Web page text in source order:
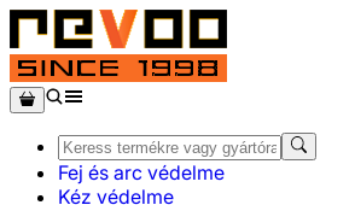
Fej és arc védelme
Kéz védelme